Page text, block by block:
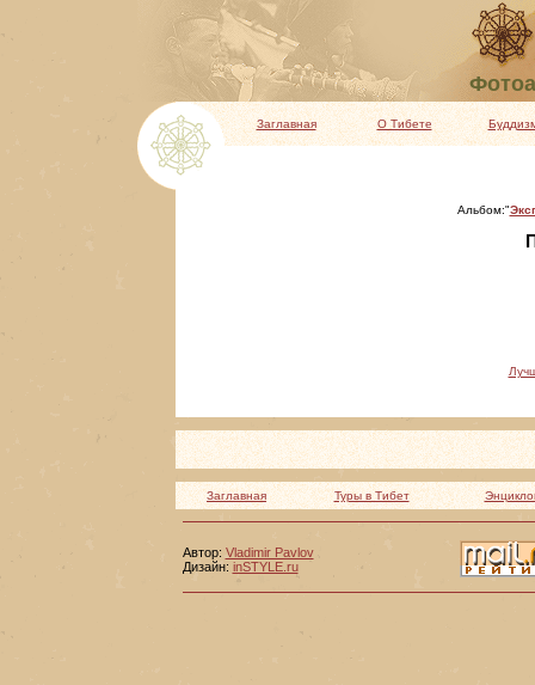
Заглавная О Тибете
Альбом:"
Заглавная Туры в Тибет
Автор: Vladimir Pavlov
Дизайн: inSTYLE.ru